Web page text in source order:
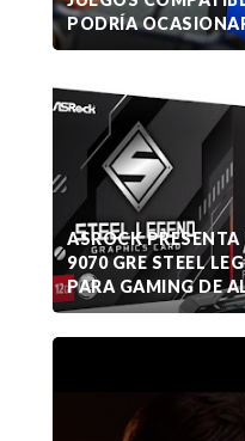
PODRÍA
ASROCK
9070 GRE STEEL
PARA GAMING DE